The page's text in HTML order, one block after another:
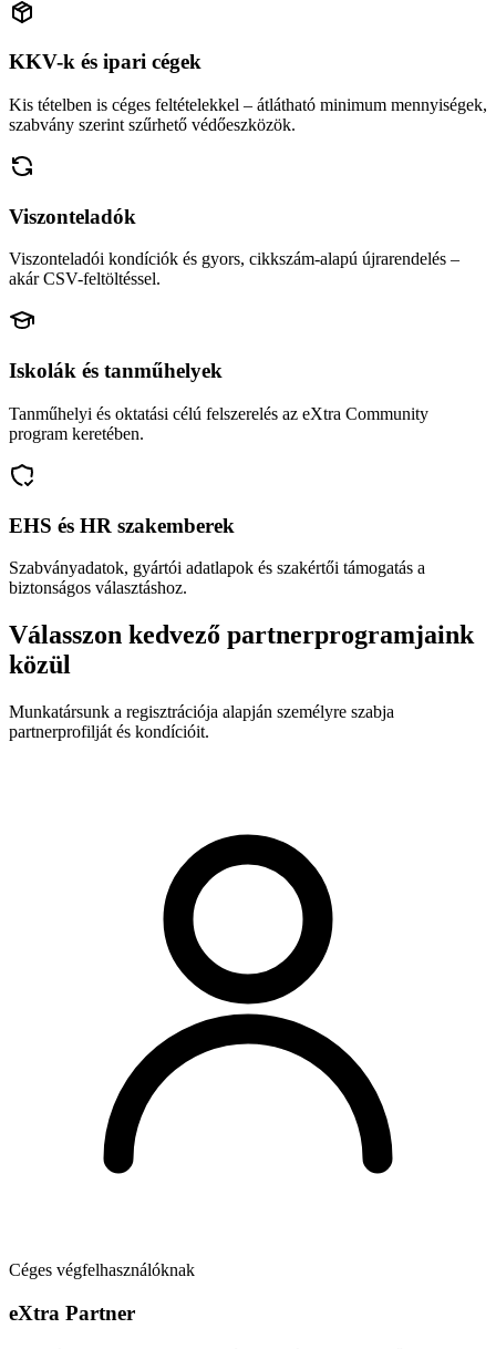
KKV-k és ipari cégek
Kis tételben is céges feltételekkel – átlátható minimum mennyiségek,
szabvány szerint szűrhető védőeszközök.
Viszonteladók
Viszonteladói kondíciók és gyors, cikkszám-alapú újrarendelés –
akár CSV-feltöltéssel.
Iskolák és tanműhelyek
Tanműhelyi és oktatási célú felszerelés az eXtra Community
program keretében.
EHS és HR szakemberek
Szabványadatok, gyártói adatlapok és szakértői támogatás a
biztonságos választáshoz.
Válasszon kedvező partnerprogramjaink
közül
Munkatársunk a regisztrációja alapján személyre szabja
partnerprofilját és kondícióit.
Céges végfelhasználóknak
eXtra Partner